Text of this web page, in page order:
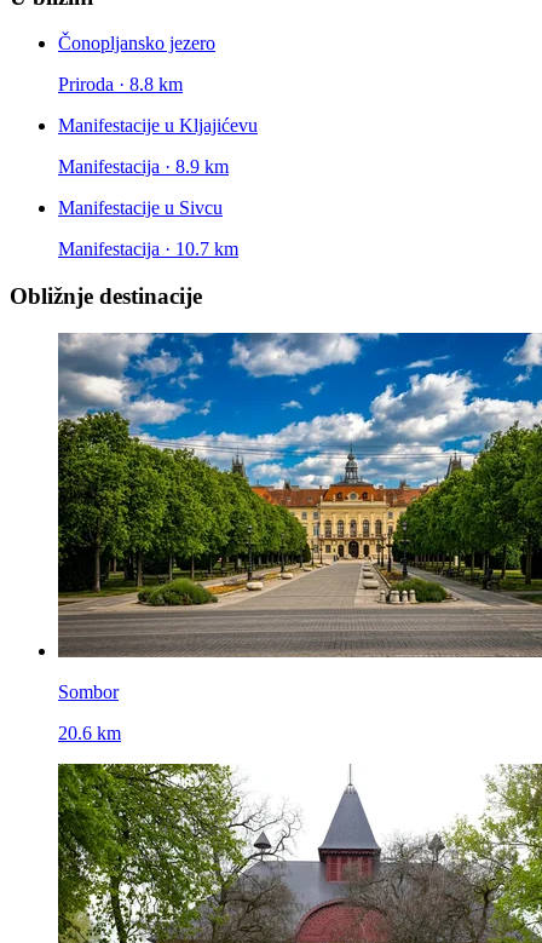
Čonopljansko jezero
Priroda · 8.8 km
Manifestacije u Kljajićevu
Manifestacija · 8.9 km
Manifestacije u Sivcu
Manifestacija · 10.7 km
Obližnje destinacije
Sombor
20.6 km